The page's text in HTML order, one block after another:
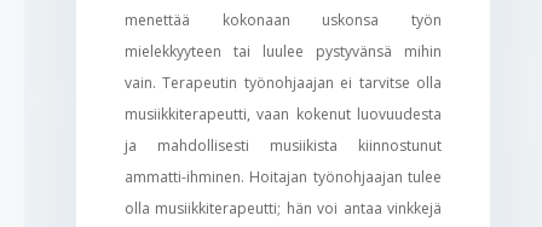
menettää kokonaan uskonsa työn
mielekkyyteen tai luulee pystyvänsä mihin
vain. Terapeutin työnohjaajan ei tarvitse olla
musiikkiterapeutti, vaan kokenut luovuudesta
ja mahdollisesti musiikista kiinnostunut
ammatti-ihminen. Hoitajan työnohjaajan tulee
olla musiikkiterapeutti; hän voi antaa vinkkejä